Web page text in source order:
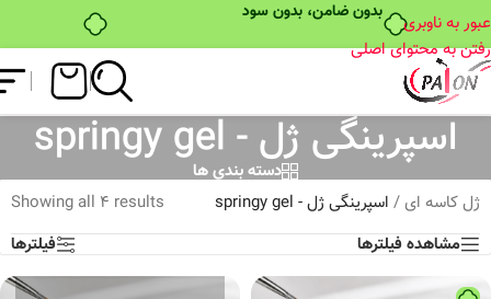
بدون ضامن، بدون سود
عبور به ناوبری
رفتن به محتوای اصلی
اسپرینگی ژل - springy gel
دسته بندی ها
ژل کاسه ای/ اسپرینگی ژل - springy gel
Showing all 4 results
مشاهده فیلترها
فیلترها